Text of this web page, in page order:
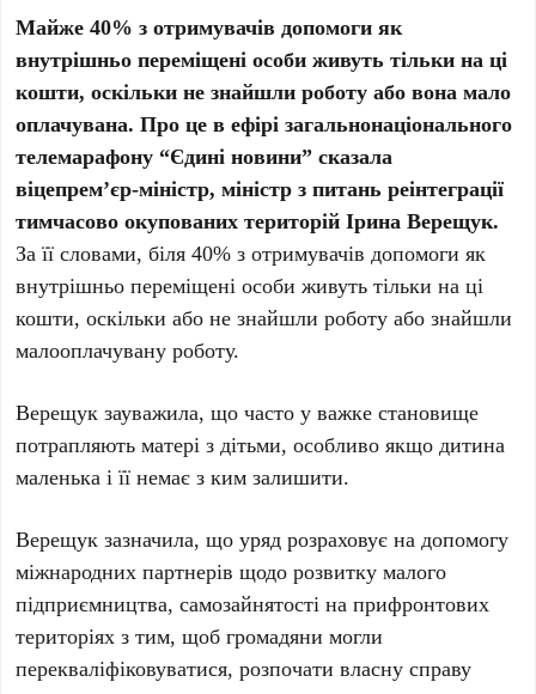
Майже 40% з отримувачів допомоги як
внутрішньо переміщені особи живуть тільки на ці
кошти, оскільки не знайшли роботу або вона мало
оплачувана. Про це в ефірі загальнонаціонального
телемарафону “Єдині новини” сказала
віцепрем’єр-міністр, міністр з питань реінтеграції
тимчасово окупованих територій Ірина Верещук.
За її словами, біля 40% з отримувачів допомоги як
внутрішньо переміщені особи живуть тільки на ці
кошти, оскільки або не знайшли роботу або знайшли
малооплачувану роботу.
Верещук зауважила, що часто у важке становище
потрапляють матері з дітьми, особливо якщо дитина
маленька і її немає з ким залишити.
Верещук зазначила, що уряд розраховує на допомогу
міжнародних партнерів щодо розвитку малого
підприємництва, самозайнятості на прифронтових
територіях з тим, щоб громадяни могли
перекваліфіковуватися, розпочати власну справу